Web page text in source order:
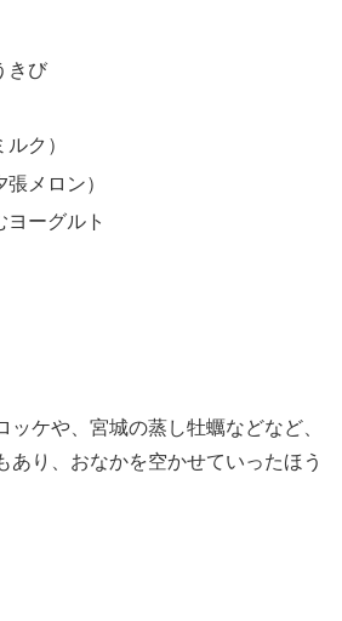
きび
ク）
メロン）
ヨーグルト
ッケや、宮城の蒸し牡蠣などなど、
あり、おなかを空かせていったほう